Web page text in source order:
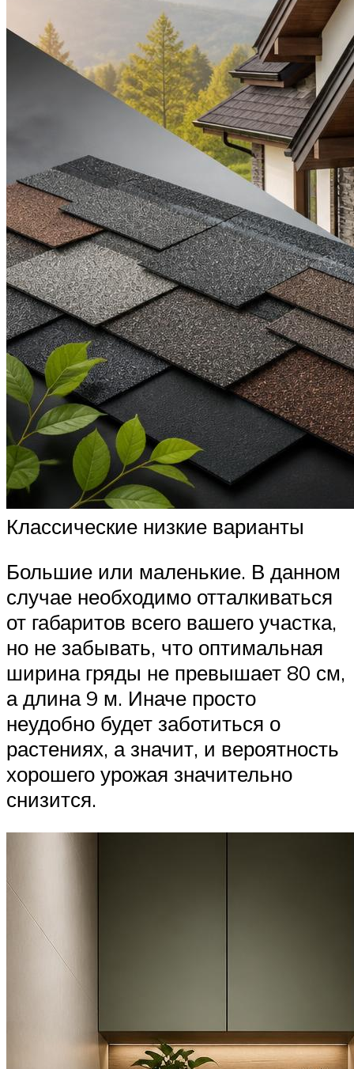
Классические низкие варианты
Большие или маленькие. В данном
случае необходимо отталкиваться
от габаритов всего вашего участка,
но не забывать, что оптимальная
ширина гряды не превышает 80 см,
а длина 9 м. Иначе просто
неудобно будет заботиться о
растениях, а значит, и вероятность
хорошего урожая значительно
снизится.